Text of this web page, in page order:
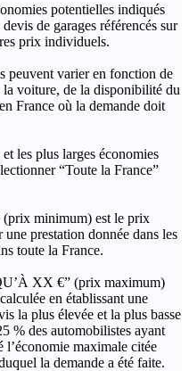
potentielles indiqués
de garages référencés sur
prix individuels.
peuvent varier en fonction de
la voiture, de la disponibilité du
France où la demande doit
les plus larges économies
“Toute la France”
minimum) est le prix
prestation donnée dans les
toute la France.
XX €” (prix maximum)
en établissant une
la plus élevée et la plus basse
% des automobilistes ayant
l’économie maximale citée
la demande a été faite.